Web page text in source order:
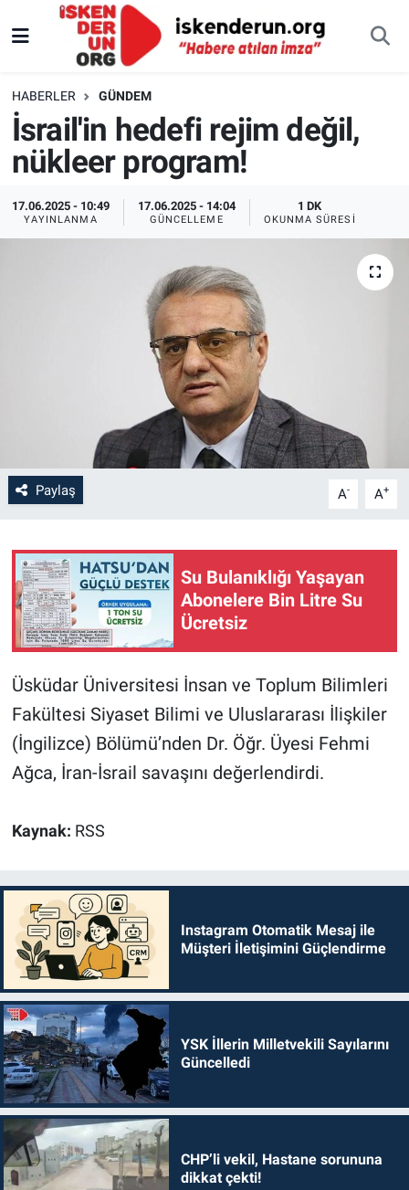
HABERLER GÜNDEM
İsrail'in hedefi rejim değil,
nükleer program!
17.06.2025 - 10:49
YAYINLANMA
17.06.2025 - 14:04
GÜNCELLEME
1 DK
OKUNMA SÜRESI
Paylaş A- A+
Su Bulanıklığı Yaşayan
Abonelere Bin Litre Su
Ücretsiz
Üsküdar Üniversitesi İnsan ve Toplum Bilimleri
Fakültesi Siyaset Bilimi ve Uluslararası İlişkiler
(İngilizce) Bölümü’nden Dr. Öğr. Üyesi Fehmi
Ağca, İran-İsrail savaşını değerlendirdi.
Kaynak: RSS
Instagram Otomatik Mesaj ile
Müşteri İletişimini Güçlendirme
YSK İllerin Milletvekili Sayılarını
Güncelledi
CHP’li vekil, Hastane sorununa
dikkat çekti!